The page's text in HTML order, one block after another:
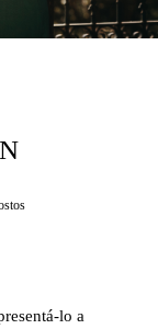
lo a